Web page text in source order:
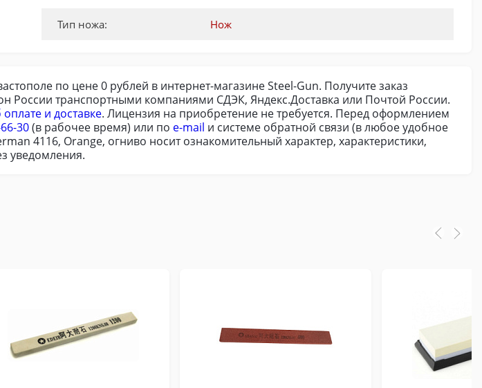
Тип ножа: Нож
по цене 0 рублей в интернет-магазине Steel-Gun. Получите заказ
России транспортными компаниями СДЭК, Яндекс.Доставка или Почтой России.
и доставке. Лицензия на приобретение не требуется. Перед оформлением
30(в рабочее время) или по e-mail и системе обратной связи (в любое удобное
4116, Orange, огниво носит ознакомительный характер, характеристики,
уведомления.